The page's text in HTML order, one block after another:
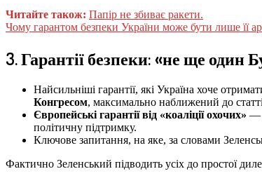
Читайте також: Папір не збиває ракети.
Чому гарантом безпеки України може бути лише її
3. Гарантії безпеки: «не ще один
Найсильніші гарантії, які Україна хоче
Конгресом, максимально наближений до
Європейські гарантії від «коаліції охочих» —
політичну підтримку.
Ключове запитання, на яке, за словами
Фактично Зеленський підводить усіх до простої